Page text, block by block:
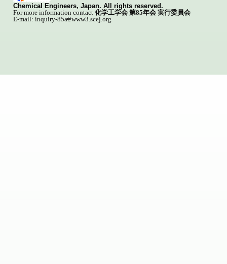
Chemical Engineers, Japan. All rights reserved.
For more information contact 化学工学会 第85年会 実行委員会
E-mail: inquiry-85a www3.scej.org